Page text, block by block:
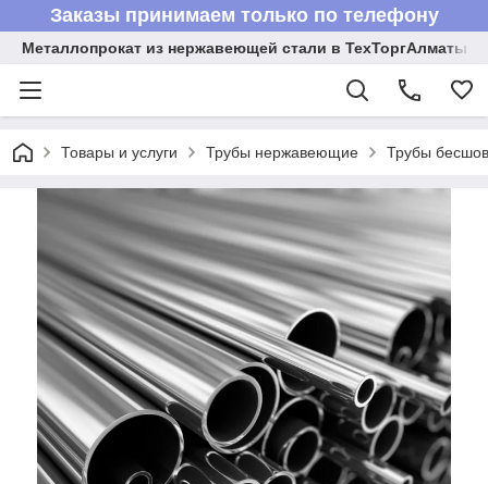
Заказы принимаем только по телефону
Металлопрокат из нержавеющей стали в ТехТоргАлматы
Товары и услуги Трубы нержавеющие Трубы